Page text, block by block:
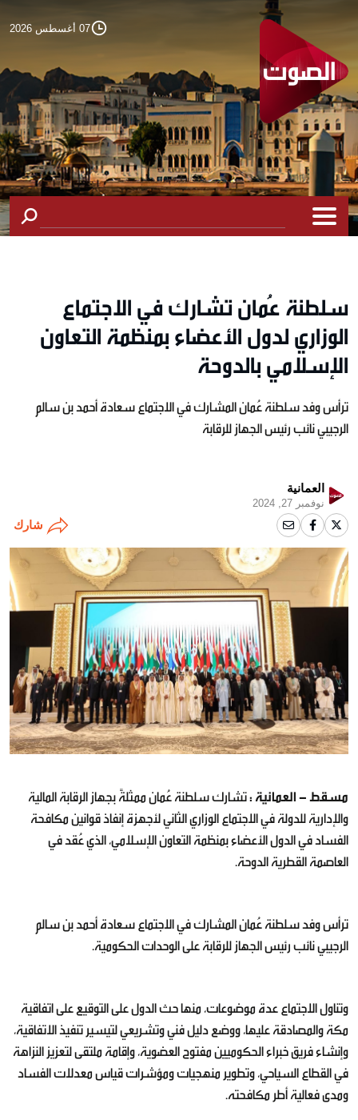
07 أغسطس 2026
سلطنة عُمان تشارك في الاجتماع
الوزاري لدول الأعضاء بمنظمة التعاون
الإسلامي بالدوحة
ترأس وفد سلطنة عُمان المشارك في الاجتماع سعادة أحمد بن سالم
الرجيبي نائب رئيس الجهاز للرقابة
العمانية
نوفمبر 27, 2024
شارك
مسقط - العمانية :تشارك سلطنة عُمان ممثلةً بجهاز الرقابة المالية
والإدارية للدولة في الاجتماع الوزاري الثاني لأجهزة إنفاذ قوانين مكافحة
الفساد في الدول الأعضاء بمنظمة التعاون الإسلامي، الذي عُقد في
العاصمة القطرية الدوحة.
ترأس وفد سلطنة عُمان المشارك في الاجتماع سعادة أحمد بن سالم
الرجيبي نائب رئيس الجهاز للرقابة على الوحدات الحكومية.
وتناول الاجتماع عدة موضوعات، منها حث الدول على التوقيع على اتفاقية
مكة والمصادقة عليها، ووضع دليل فني وتشريعي لتيسير تنفيذ الاتفاقية،
وإنشاء فريق خبراء الحكوميين مفتوح العضوية، وإقامة ملتقى لتعزيز النزاهة
في القطاع السياحي، وتطوير منهجيات ومؤشرات قياس معدلات الفساد
ومدى فعالية أطر مكافحته.